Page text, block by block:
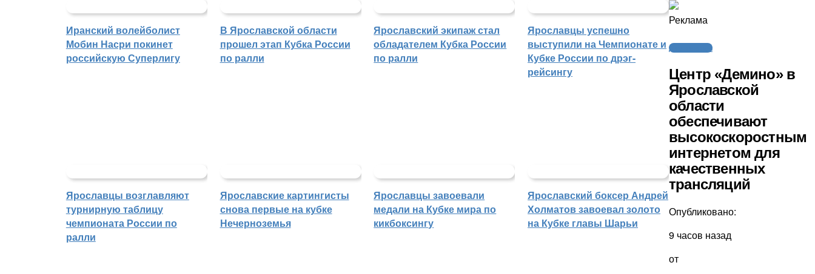
Иранский волейболист
Мобин Насри покинет
российскую Суперлигу
В Ярославской области
прошел этап Кубка России
по ралли
Ярославский экипаж стал
обладателем Кубка России
по ралли
Ярославцы успешно
выступили на Чемпионате и
Кубке России по дрэг-
рейсингу
Ярославцы возглавляют
турнирную таблицу
чемпионата России по
ралли
Ярославские картингисты
снова первые на кубке
Нечерноземья
Ярославцы завоевали
медали на Кубке мира по
кикбоксингу
Ярославский боксер Андрей
Холматов завоевал золото
на Кубке главы Шарьи
Реклама
Другие виды
Центр «Демино» в
Ярославской
области
обеспечивают
высокоскоростным
интернетом для
качественных
трансляций
Опубликовано:
9 часов назад
от